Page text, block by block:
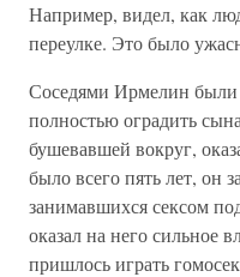
Например, видел, как
переулке. Это было
Соседями Ирмелин были
полностью оградить
бушевавшей вокруг,
было всего пять лет, он
занимавшихся сексом
оказал на него сильное
пришлось играть